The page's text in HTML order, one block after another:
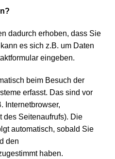
dadurch erhoben, dass Sie
es sich z.B. um Daten
eingeben.
beim Besuch der
erfasst. Das sind vor
Internetbrowser,
des Seitenaufrufs). Die
automatisch, sobald Sie
den
haben.